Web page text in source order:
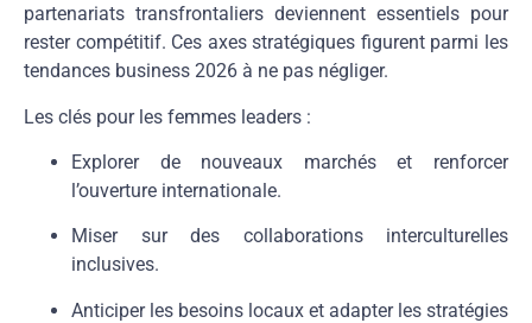
partenariats transfrontaliers deviennent essentiels pour
rester compétitif. Ces axes stratégiques figurent parmi les
tendances business 2026 à ne pas négliger.
Les clés pour les femmes leaders :
Explorer de nouveaux marchés et renforcer
l’ouverture internationale.
Miser sur des collaborations interculturelles
inclusives.
Anticiper les besoins locaux et adapter les stratégies